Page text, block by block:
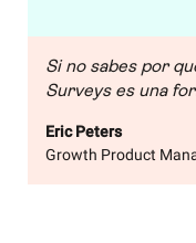
Si no sabes por
Surveys es una
Eric Peters
Growth Product